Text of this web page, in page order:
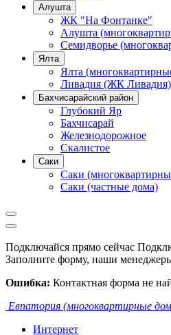
Алушта
ЖК "На Фонтанке"
Алушта
Семидворье
Ялта
Ялта
Ливадия (ЖК Ливадия)
Бахчисарайский район
Глубокий Яр
Бахчисарай
Железнодорожное
Скалистое
Саки
Саки
Саки (частные дома)
Подключайся прямо сейчас
Заполните форму, наши
Ошибка: Контактная форма не
Евпатория (многоквартирные
Интернет